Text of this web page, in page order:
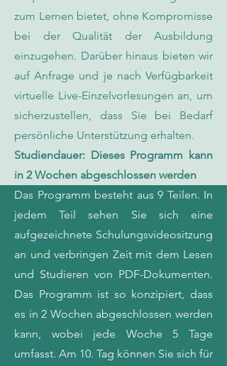
zum Lernen bietet, ohne Kompromisse
bei der Qualität der Ausbildung
einzugehen. Darüber hinaus bieten wir
auf Anfrage und je nach Verfügbarkeit
virtuelle Live-Einzelvorlesungen an, um
sicherzustellen, dass Sie bei Bedarf
persönliche Unterstützung erhalten.
Studiendauer: Dieses Programm kann
in 2 Wochen abgeschlossen werden
Das Programm besteht aus 9 Teilen. In
jedem Teil sehen Sie sich eine
aufgezeichnete Schulungsvideositzung
an und verbringen Zeit mit dem Lesen
und Studieren von PDF-Dokumenten.
Das Programm ist so konzipiert, dass
es in 2 Wochen abgeschlossen werden
kann, wobei jede Woche 5 Tage
umfasst. Am 10. Tag können Sie sich für